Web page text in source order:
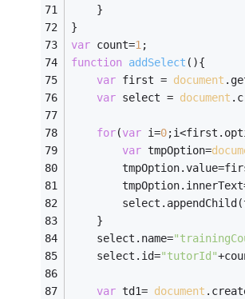
    }
}
var count=1;
function addSelect ( ){
var first = document
var select = document
for(var i=0
var tmpOption=
	}
	select.name=
    select.id=
"tutorId"
var td1= document